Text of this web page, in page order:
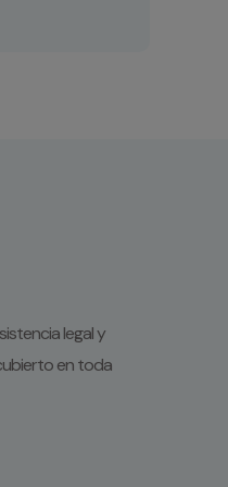
legal y
en toda